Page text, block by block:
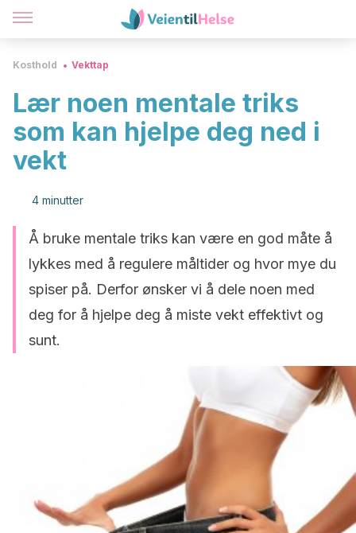
Kosthold Vekttap
Lær noen mentale triks
som kan hjelpe deg ned i
vekt
4 minutter
Å bruke mentale triks kan være en god måte å
lykkes med å regulere måltider og hvor mye du
spiser på. Derfor ønsker vi å dele noen med
deg for å hjelpe deg å miste vekt effektivt og
sunt.